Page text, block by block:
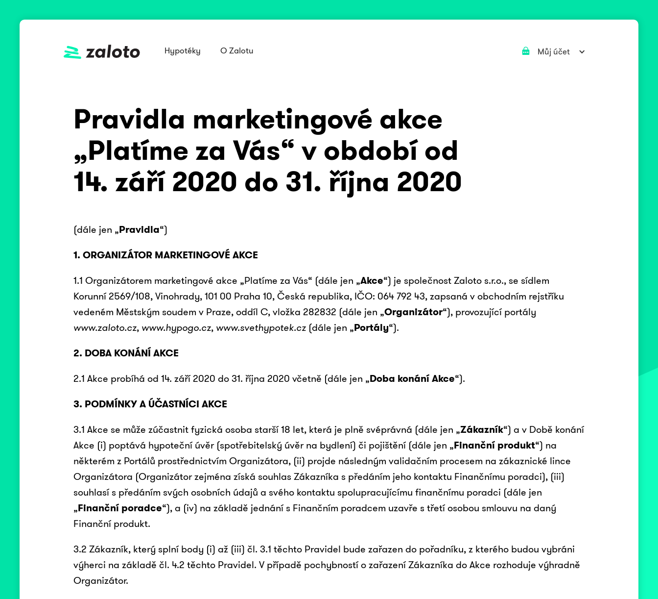
Hypotéky O Zalotu Můj účet
Pravidla marketingové akce
„Platíme za Vás“ v období od
14. září 2020 do 31. října 2020
(dále jen „Pravidla“)
1. ORGANIZÁTOR MARKETINGOVÉ AKCE
1.1 Organizátorem marketingové akce „Platíme za Vás“ (dále jen „Akce“) je společnost Zaloto s.r.o., se sídlem
Korunní 2569/108, Vinohrady, 101 00 Praha 10, Česká republika, IČO: 064 792 43, zapsaná v obchodním rejstříku
vedeném Městským soudem v Praze, oddíl C, vložka 282832 (dále jen „Organizátor“), provozující portály
www.zaloto.cz, www.hypogo.cz, www.svethypotek.cz (dále jen „Portály“).
2. DOBA KONÁNÍ AKCE
2.1 Akce probíhá od 14. září 2020 do 31. října 2020 včetně (dále jen „Doba konání Akce“).
3. PODMÍNKY A ÚČASTNÍCI AKCE
3.1 Akce se může zúčastnit fyzická osoba starší 18 let, která je plně svéprávná (dále jen „Zákazník“) a v Době konání
Akce (i) poptává hypoteční úvěr (spotřebitelský úvěr na bydlení) či pojištění (dále jen „Finanční produkt“) na
některém z Portálů prostřednictvím Organizátora, (ii) projde následným validačním procesem na zákaznické lince
Organizátora (Organizátor zejména získá souhlas Zákazníka s předáním jeho kontaktu Finančnímu poradci), (iii)
souhlasí s předáním svých osobních údajů a svého kontaktu spolupracujícímu finančnímu poradci (dále jen
„Finanční poradce“), a (iv) na základě jednání s Finančním poradcem uzavře s třetí osobou smlouvu na daný
Finanční produkt.
3.2 Zákazník, který splní body (i) až (iii) čl. 3.1 těchto Pravidel bude zařazen do pořadníku, z kterého budou vybráni
výherci na základě čl. 4.2 těchto Pravidel. V případě pochybností o zařazení Zákazníka do Akce rozhoduje výhradně
Organizátor.